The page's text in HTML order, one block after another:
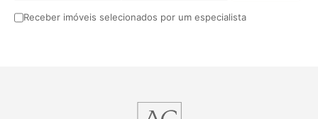
Receber imóveis selecionados por um especialista